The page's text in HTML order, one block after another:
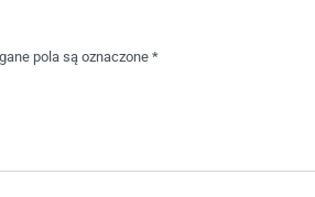
pola są oznaczone *